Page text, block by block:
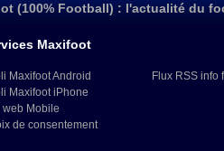
(100% Football) : l'actualité du
Maxifoot
Maxifoot Android
Maxifoot iPhone
web Mobile
de consentement
Flux RSS info